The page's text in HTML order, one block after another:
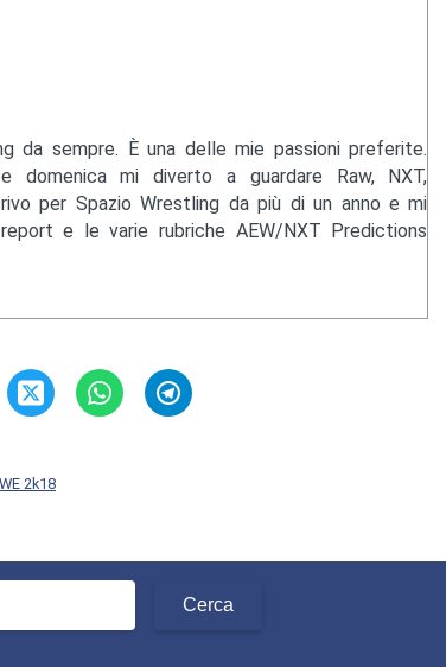
da sempre. È una delle mie passioni preferite.
domenica mi diverto a guardare Raw, NXT,
per Spazio Wrestling da più di un anno e mi
e le varie rubriche AEW/NXT Predictions
2k18